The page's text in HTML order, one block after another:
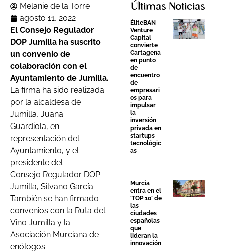
Melanie de la Torre
agosto 11, 2022
El Consejo Regulador
DOP Jumilla ha suscrito
un convenio de
colaboración con el
Ayuntamiento de Jumilla.
La firma ha sido realizada
por la alcaldesa de
Jumilla, Juana
Guardiola, en
representación del
Ayuntamiento, y el
presidente del
Consejo Regulador DOP
Jumilla, Silvano García.
También se han firmado
convenios con la Ruta del
Vino Jumilla y la
Asociación Murciana de
enólogos.
Últimas Noticias
ÉliteBAN
Venture
Capital
convierte
Cartagena
en punto
de
encuentro
de
empresari
os para
impulsar
la
inversión
privada en
startups
tecnológic
as
Murcia
entra en el
‘TOP 10’ de
las
ciudades
españolas
que
lideran la
innovación